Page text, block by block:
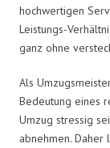
hochwertigen
Leistungs-
ganz ohne
Als
Bedeutung eines
Umzug stressig
abnehmen.